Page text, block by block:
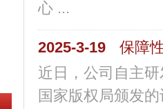
心 ...
2025-3-19
保障
近日，公司自主
国家版权局颁发